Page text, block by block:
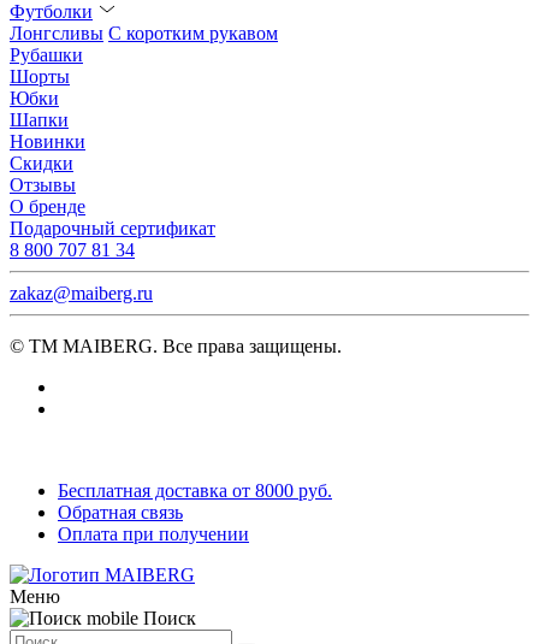
Футболки
Лонгсливы С коротким рукавом
Рубашки
Шорты
Юбки
Шапки
Новинки
Скидки
Отзывы
О бренде
Подарочный сертификат
8 800 707 81 34
zakaz@maiberg.ru
© ТМ MAIBERG. Все права защищены.
Бесплатная доставка от 8000 руб.
Обратная связь
Оплата при получении
Меню
Поиск